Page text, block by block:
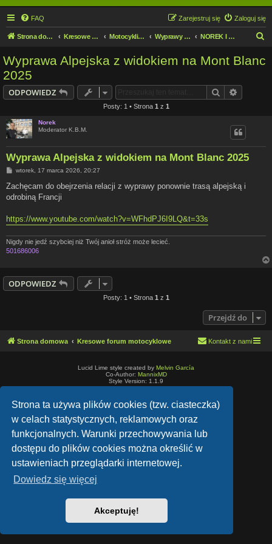
Strona ta używa plików cookies (tzw. ciasteczka)
w celach statystycznych, reklamowych oraz
funkcjonalnych. Warunki przechowywania lub
dostępu do plików cookies można określić w
ustawieniach przeglądarki internetowej.
Dowiedz się więcej
Akceptuję!
FAQ Zaloguj się
Zarejestruj się
Strona domowa Kresowe forum motocyklowe Motocykliści i Motocyklistki Wyprawy motocyklowe NOREK I JEGO FOTO RELACJE.
Wyprawa Alpejska z widokiem na Mont Blanc
2025
ODPOWIEDZ Szukaj
Posty: 1 • Strona 1 z 1
Norek
Moderator K.B.M.
Wyprawa Alpejska z widokiem na Mont Blanc 2025
P
s
wtorek, 17 marca 2026, 20:27
Zachęcam do obejrzenia relacji z wyprawy ponownie trasą alpejską i
odrobiną Francji
https://www.youtube.com/watch?v=WFhdPJ6I9LQ&t=33s
Nigdy nie jedź szybciej niż Twój anioł stróż może lecieć.
501686006
ODPOWIEDZ
Posty: 1 • Strona 1z 1
Przejdź do
Strona domowa Kresowe forum motocyklowe Kontakt z nami
Lucid Lime style created by Melvin García
Co-Author: MannixMD
Style Version: 1.1.9
Polski pakiet językowy dostarcza
phpBB.pl
Zasady ochrony danych osobowych